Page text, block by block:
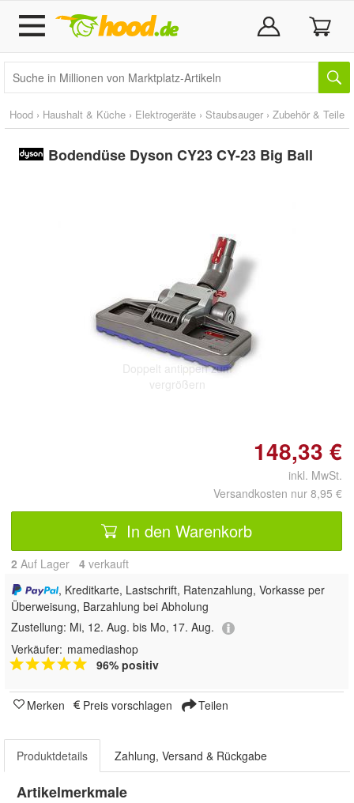
Hood › Haushalt & Küche › Elektrogeräte › Staubsauger › Zubehör & Teile
Bodendüse Dyson CY23 CY-23 Big Ball
Doppelt antippen zum
vergrößern
148,33 €
inkl. MwSt.
Versandkosten nur 8,95 €
In den Warenkorb
2 Auf Lager 4 verkauft
, Kreditkarte, Lastschrift, Ratenzahlung, Vorkasse per
Überweisung, Barzahlung bei Abholung
Zustellung: Mi, 12. Aug. bis Mo, 17. Aug.
Verkäufer: mamediashop
96% positiv
Merken Preis vorschlagen Teilen
Produktdetails Zahlung, Versand & Rückgabe
Artikelmerkmale